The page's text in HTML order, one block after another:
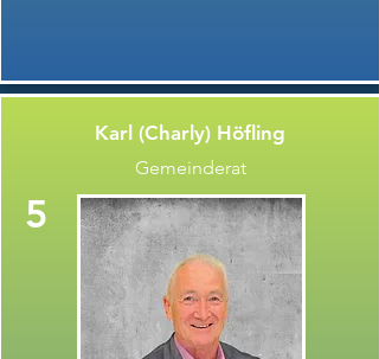
Karl (Charly) Höfling
Gemeinderat
5